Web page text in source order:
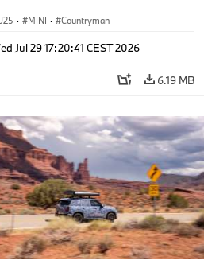
· MINI · Countryman
Jul 29 17:20:41 CEST 2026
6.19 MB